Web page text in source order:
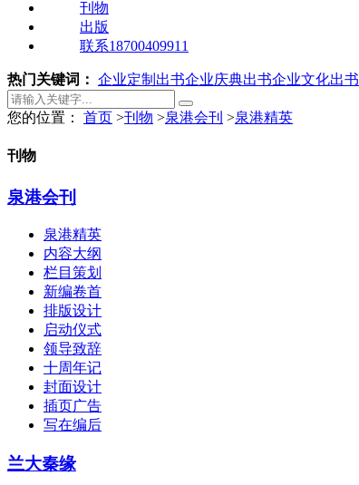
刊物
出版
联系18700409911
热门关键词： 企业定制出书企业庆典出书企业文化出书
您的位置： 首页 >刊物 >泉港会刊 >泉港精英
刊物
泉港会刊
泉港精英
内容大纲
栏目策划
新编卷首
排版设计
启动仪式
领导致辞
十周年记
封面设计
插页广告
写在编后
兰大秦缘